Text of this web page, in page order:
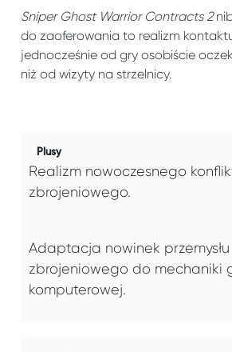
Sniper Ghost Warrior Contracts 2
do zaoferowania to realizm
jednocześnie od gry osobiście
niż od wizyty na strzelnicy.
Plusy
Realizm nowoczesnego
zbrojeniowego.
Adaptacja nowinek przemysłu
zbrojeniowego do mechaniki
komputerowej.